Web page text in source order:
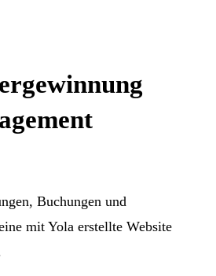
Buchungen und
mit Yola erstellte Website